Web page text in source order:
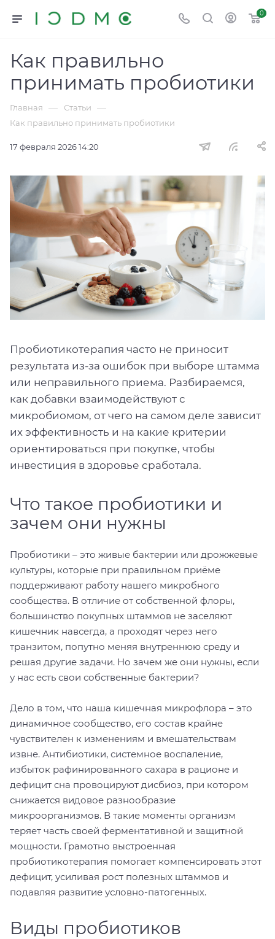
0
Как правильно
принимать пробиотики
Главная — Статьи —
Как правильно принимать пробиотики
17 февраля 2026 14:20
Пробиотикотерапия часто не приносит
результата из-за ошибок при выборе штамма
или неправильного приема. Разбираемся,
как добавки взаимодействуют с
микробиомом, от чего на самом деле зависит
их эффективность и на какие критерии
ориентироваться при покупке, чтобы
инвестиция в здоровье сработала.
Что такое пробиотики и
зачем они нужны
Пробиотики – это живые бактерии или дрожжевые
культуры, которые при правильном приёме
поддерживают работу нашего микробного
сообщества. В отличие от собственной флоры,
большинство покупных штаммов не заселяют
кишечник навсегда, а проходят через него
транзитом, попутно меняя внутреннюю среду и
решая другие задачи. Но зачем же они нужны, если
у нас есть свои собственные бактерии?
Дело в том, что наша кишечная микрофлора – это
динамичное сообщество, его состав крайне
чувствителен к изменениям и вмешательствам
извне. Антибиотики, системное воспаление,
избыток рафинированного сахара в рационе и
дефицит сна провоцируют дисбиоз, при котором
снижается видовое разнообразие
микроорганизмов. В такие моменты организм
теряет часть своей ферментативной и защитной
мощности. Грамотно выстроенная
пробиотикотерапия помогает компенсировать этот
дефицит, усиливая рост полезных штаммов и
подавляя развитие условно-патогенных.
Виды пробиотиков